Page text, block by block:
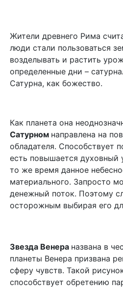
Жители древнего Рима
люди стали пользоваться
возделывать и растить
определенные дни –
Сатурна, как божество.
Как планета она
Сатурном направлена на
обладателя. Способствует
есть повышается духовный
то же время данное
материального. Запросто
денежный поток. Поэтому
осторожным выбирая его
Звезда Венера названа в
планеты Венера призвана
сферу чувств. Такой
способствует обретению